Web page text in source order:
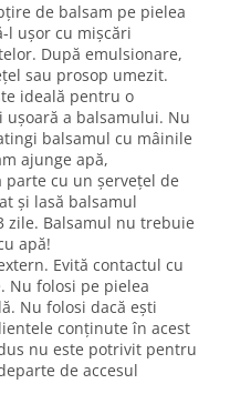
de balsam pe pielea
l ușor cu mișcări
După emulsionare,
sau prosop umezit.
ideală pentru o
ușoară a balsamului. Nu
balsamul cu mâinile
ajunge apă,
parte cu un șervețel de
și lasă balsamul
zile. Balsamul nu trebuie
apă!
Evită contactul cu
Nu folosi pe pielea
Nu folosi dacă ești
conținute în acest
nu este potrivit pentru
de accesul